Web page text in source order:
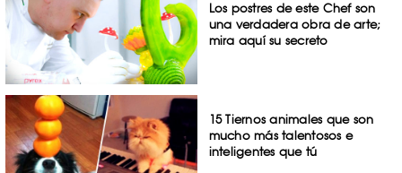
Los postres de este Chef son
una verdadera obra de arte;
mira aquí su secreto
15 Tiernos animales que son
mucho más talentosos e
inteligentes que tú